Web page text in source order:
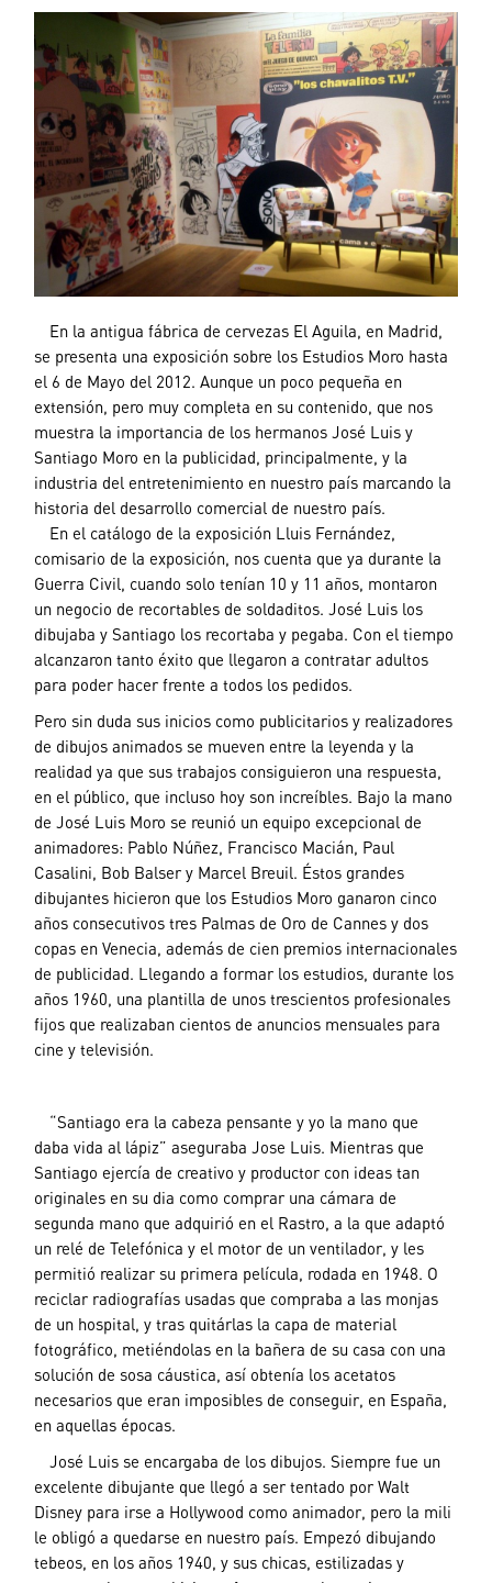
En la antigua fábrica de cervezas El Aguila, en Madrid,
se presenta una exposición sobre los Estudios Moro hasta
el 6 de Mayo del 2012. Aunque un poco pequeña en
extensión, pero muy completa en su contenido, que nos
muestra la importancia de los hermanos José Luis y
Santiago Moro en la publicidad, principalmente, y la
industria del entretenimiento en nuestro país marcando la
historia del desarrollo comercial de nuestro país.
En el catálogo de la exposición Lluis Fernández,
comisario de la exposición, nos cuenta que ya durante la
Guerra Civil, cuando solo tenían 10 y 11 años, montaron
un negocio de recortables de soldaditos. José Luis los
dibujaba y Santiago los recortaba y pegaba. Con el tiempo
alcanzaron tanto éxito que llegaron a contratar adultos
para poder hacer frente a todos los pedidos.
Pero sin duda sus inicios como publicitarios y realizadores
de dibujos animados se mueven entre la leyenda y la
realidad ya que sus trabajos consiguieron una respuesta,
en el público, que incluso hoy son increíbles. Bajo la mano
de José Luis Moro se reunió un equipo excepcional de
animadores: Pablo Núñez, Francisco Macián, Paul
Casalini, Bob Balser y Marcel Breuil. Éstos grandes
dibujantes hicieron que los Estudios Moro ganaron cinco
años consecutivos tres Palmas de Oro de Cannes y dos
copas en Venecia, además de cien premios internacionales
de publicidad. Llegando a formar los estudios, durante los
años 1960, una plantilla de unos trescientos profesionales
fijos que realizaban cientos de anuncios mensuales para
cine y televisión.
“Santiago era la cabeza pensante y yo la mano que
daba vida al lápiz” aseguraba Jose Luis. Mientras que
Santiago ejercía de creativo y productor con ideas tan
originales en su dia como comprar una cámara de
segunda mano que adquirió en el Rastro, a la que adaptó
un relé de Telefónica y el motor de un ventilador, y les
permitió realizar su primera película, rodada en 1948. O
reciclar radiografías usadas que compraba a las monjas
de un hospital, y tras quitárlas la capa de material
fotográfico, metiéndolas en la bañera de su casa con una
solución de sosa cáustica, así obtenía los acetatos
necesarios que eran imposibles de conseguir, en España,
en aquellas épocas.
—José Luis se encargaba de los dibujos. Siempre fue un
excelente dibujante que llegó a ser tentado por Walt
Disney para irse a Hollywood como animador, pero la mili
le obligó a quedarse en nuestro país. Empezó dibujando
tebeos, en los años 1940, y sus chicas, estilizadas y